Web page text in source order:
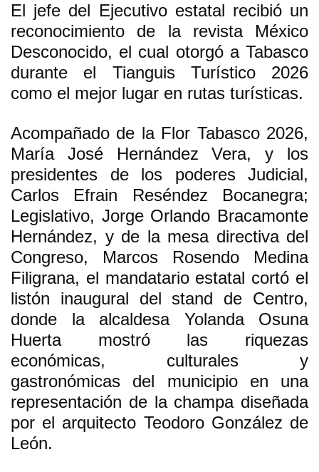
El jefe del Ejecutivo estatal recibió un
reconocimiento de la revista México
Desconocido, el cual otorgó a Tabasco
durante el Tianguis Turístico 2026
como el mejor lugar en rutas turísticas.
Acompañado de la Flor Tabasco 2026,
María José Hernández Vera, y los
presidentes de los poderes Judicial,
Carlos Efrain Reséndez Bocanegra;
Legislativo, Jorge Orlando Bracamonte
Hernández, y de la mesa directiva del
Congreso, Marcos Rosendo Medina
Filigrana, el mandatario estatal cortó el
listón inaugural del stand de Centro,
donde la alcaldesa Yolanda Osuna
Huerta mostró las riquezas
económicas, culturales y
gastronómicas del municipio en una
representación de la champa diseñada
por el arquitecto Teodoro González de
León.